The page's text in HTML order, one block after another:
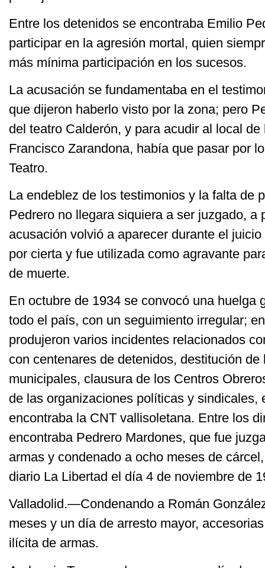
Entre los detenidos se encontraba Emilio
participar en la agresión mortal, quien
más mínima participación en los sucesos.
La acusación se fundamentaba en el
que dijeron haberlo visto por la zona; pero
del teatro Calderón, y para acudir al local
Francisco Zarandona, había que pasar por
Teatro.
La endeblez de los testimonios y la falta de
Pedrero no llegara siquiera a ser juzgado, a
acusación volvió a aparecer durante el
por cierta y fue utilizada como agravante
de muerte.
En octubre de 1934 se convocó una huelga
todo el país, con un seguimiento irregular;
produjeron varios incidentes relacionados
con centenares de detenidos, destitución de
municipales, clausura de los Centros
de las organizaciones políticas y sindicales,
encontraba la CNT vallisoletana. Entre los
encontraba Pedrero Mardones, que fue
armas y condenado a ocho meses de
diario La Libertad el día 4 de noviembre de
Valladolid.—Condenando a Román
meses y un día de arresto mayor,
ilícita de armas.